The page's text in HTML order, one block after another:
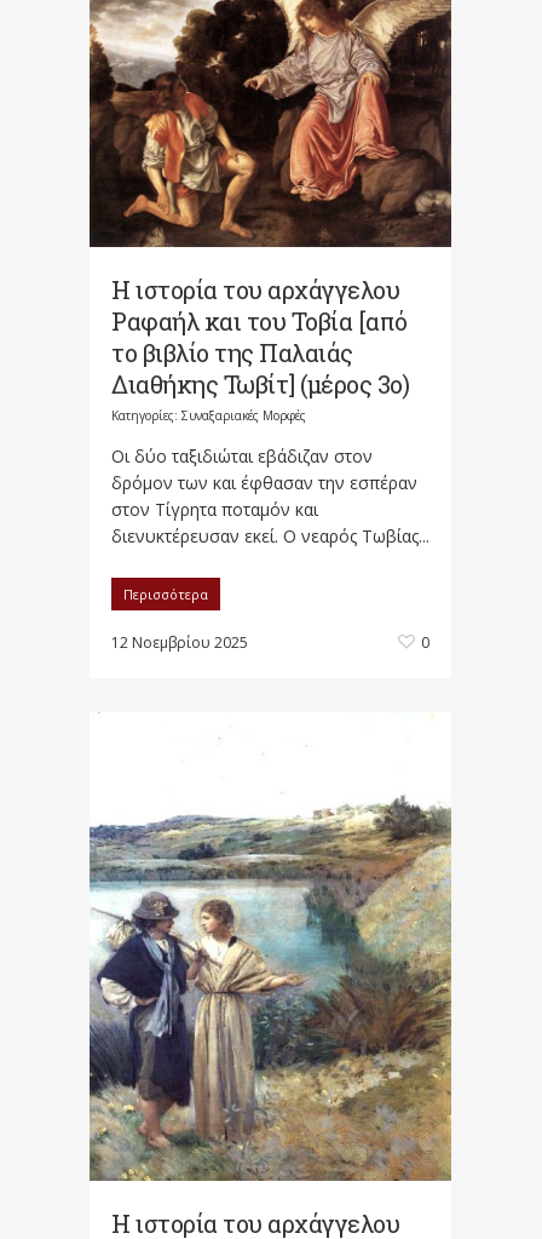
Η ιστορία του αρχάγγελου
Ραφαήλ και του Τοβία [από
το βιβλίο της Παλαιάς
Διαθήκης Τωβίτ] (μέρος 3ο)
Κατηγορίες: Συναξαριακές Μορφές
Οι δύο ταξιδιώται εβάδιζαν στον
δρόμον των και έφθασαν την εσπέραν
στον Τίγρητα ποταμόν και
διενυκτέρευσαν εκεί. Ο νεαρός Τωβίας...
Περισσότερα
12 Νοεμβρίου 2025 0
Η ιστορία του αρχάγγελου